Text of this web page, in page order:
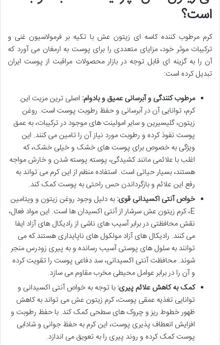
است؟
کرم مرطوب کننده کاسه ای زیتون عش با تکیه بر فرمولاسیون غنی و
ترکیبات موثر خود، مزایای متعددی را برای پوست به ارمغان می آورد که
آن را به گزینه ای قابل توجه در بازار محصولات مراقبت از پوست ایران
تبدیل کرده است:
مرطوب کنندگی و آبرسانی عمیق و بادوام: اصلی ترین مزیت این
کرم، توانایی آن در آبرسانی و حفظ رطوبت پوست است. روغن
زیتون، گلیسیرین و سایر امولینت های موجود در ترکیبات، به عمق
پوست نفوذ کرده و رطوبت مورد نیاز آن را تامین می کنند. این
ویژگی به خصوص برای پوست های خشک و خیلی خشک، که
اغلب با علائمی مانند کشیدگی، پوسته پوسته شدن و خارش مواجه
هستند، بسیار حیاتی است. استفاده منظم از این کرم می تواند به
رفع این علائم و بازگرداندن حس راحتی به پوست کمک کند.
خواص آنتی اکسیدانی قوی: به دلیل وجود روغن زیتون و ویتامین
E، کرم زیتون عش سرشار از آنتی اکسیدان ها است. این مواد فعال،
نقش محافظتی در برابر آسیب های ناشی از رادیکال های آزاد ایفا
می کنند. رادیکال های آزاد مولکول های ناپایداری هستند که می
توانند به سلول های پوستی آسیب رسانده و به پیری زودرس منجر
شوند. محافظت آنتی اکسیدانی، سد دفاعی پوست را تقویت کرده
و آن را در برابر عوامل محیطی مخرب مقاوم می سازد.
کمک به کاهش علائم پیری: با توجه به خواص آنتی اکسیدانی و
توانایی تغذیه عمقی پوست، کرم زیتون عش می تواند به کاهش
ظهور خطوط ریز و چروک های سطحی کمک کند. با حفظ رطوبت و
افزایش انعطاف پذیری پوست، این کرم به حفظ جوانی و شادابی
پوست کمک کرده و روند پیری را به تعویق می اندازد.